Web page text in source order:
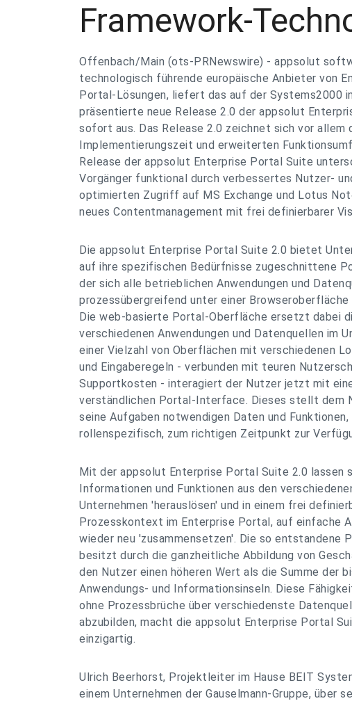
Framework-
Offenbach/Main (ots-PRNewswire) - appsolut
technologisch führende europäische Anbieter von
Portal-Lösungen, liefert das auf der Systems2000
präsentierte neue Release 2.0 der appsolut
sofort aus. Das Release 2.0 zeichnet sich vor allem
Implementierungszeit und erweiterten
Release der appsolut Enterprise Portal Suite
Vorgänger funktional durch verbessertes Nutzer-
optimierten Zugriff auf MS Exchange und Lotus
neues Contentmanagement mit frei definierbarer
Die appsolut Enterprise Portal Suite 2.0 bietet
auf ihre spezifischen Bedürfnisse zugeschnittene
der sich alle betrieblichen Anwendungen und
prozessübergreifend unter einer Browseroberfläche
Die web-basierte Portal-Oberfläche ersetzt dabei
verschiedenen Anwendungen und Datenquellen im
einer Vielzahl von Oberflächen mit verschiedenen
und Eingaberegeln - verbunden mit teuren
Supportkosten - interagiert der Nutzer jetzt mit
verständlichen Portal-Interface. Dieses stellt dem
seine Aufgaben notwendigen Daten und
rollenspezifisch, zum richtigen Zeitpunkt zur
Mit der appsolut Enterprise Portal Suite 2.0 lassen
Informationen und Funktionen aus den
Unternehmen 'herauslösen' und in einem frei
Prozesskontext im Enterprise Portal, auf einfache
wieder neu 'zusammensetzen'. Die so entstandene
besitzt durch die ganzheitliche Abbildung von
den Nutzer einen höheren Wert als die Summe der
Anwendungs- und Informationsinseln. Diese
ohne Prozessbrüche über verschiedenste
abzubilden, macht die appsolut Enterprise Portal
einzigartig.
Ulrich Beerhorst, Projektleiter im Hause BEIT
einem Unternehmen der Gauselmann-Gruppe, über